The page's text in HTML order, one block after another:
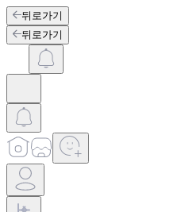
뒤로가기
뒤로가기